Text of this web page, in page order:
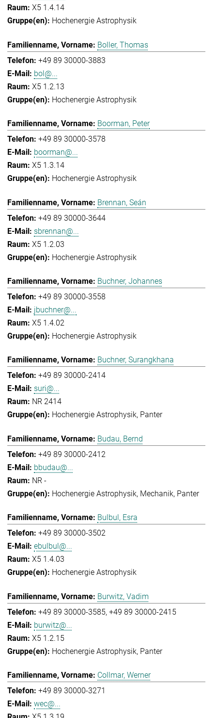
X5 1.4.14
Hochenergie Astrophysik
Boller, Thomas
+49 89 30000-3883
bol@...
X5 1.2.13
Hochenergie Astrophysik
Boorman, Peter
+49 89 30000-3578
boorman@...
X5 1.3.14
Hochenergie Astrophysik
Brennan, Seán
+49 89 30000-3644
sbrennan@...
X5 1.2.03
Hochenergie Astrophysik
Buchner, Johannes
+49 89 30000-3558
jbuchner@...
X5 1.4.02
Hochenergie Astrophysik
Buchner, Surangkhana
+49 89 30000-2414
suri@...
NR 2414
Hochenergie Astrophysik Panter
Budau, Bernd
+49 89 30000-2412
bbudau@...
NR -
Hochenergie Astrophysik Mechanik Panter
Bulbul, Esra
+49 89 30000-3502
ebulbul@...
X5 1.4.03
Hochenergie Astrophysik
Burwitz, Vadim
+49 89 30000-3585 +49 89 30000-2415
burwitz@...
X5 1.2.15
Hochenergie Astrophysik Panter
Collmar, Werner
+49 89 30000-3271
wec@...